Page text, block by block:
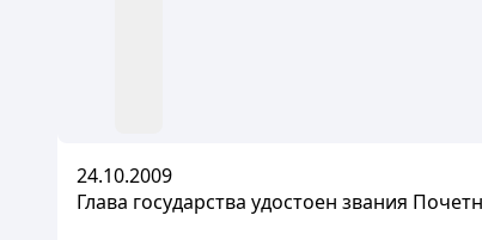
24.10.2009
Глава государства удостоен звания